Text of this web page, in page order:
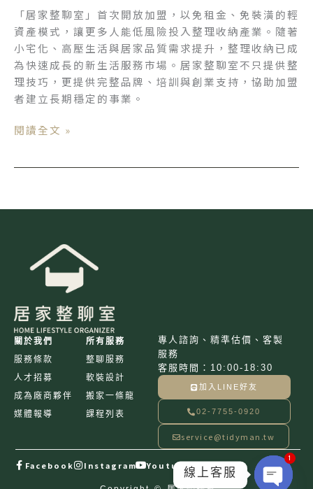
「居家整聊室」首次開放加盟，以免租金、免裝潢的輕
資產模式，讓更多人能低風險投入整理收納產業。隨著
小宅化、高壓生活與居家品質需求提升，整理收納已成
為快速成長的新生活服務市場。居家整聊室不只提供整
理技巧，更提供完整品牌、培訓與創業支持，協助加盟
者建立長期穩定的事業。
放
加
盟，
打
造
免
金、
裝
的
模
式
閱讀全文 »
關於我們
服務條款
人才招募
成為廠商夥伴
媒體報導
所有服務
整聊服務
軟裝設計
搬家一條龍
課程列表
專人諮詢、精準估價、客製
服務
客服時間：10:00-18:30
加入LINE好友
02-7755-0920
service@tidyman.tw
Facebook Instagram Youtube線上客服
1